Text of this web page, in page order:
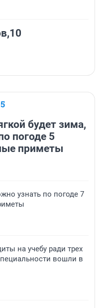
будет зима,
погоде 5
приметы
узнать по погоде 7
на учебу ради трех
вошли в